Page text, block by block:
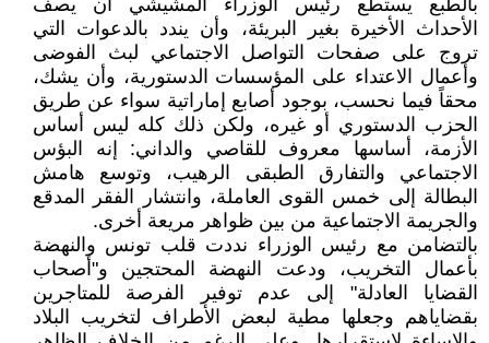
بالطبع يستطع رئيس الوزراء المشيشي أن يصف
الأحداث الأخيرة بغير البريئة، وأن يندد بالدعوات التي
تروج على صفحات التواصل الاجتماعي لبث الفوضى
وأعمال الاعتداء على المؤسسات الدستورية، وأن يشك،
محقاً فيما نحسب، بوجود أصابع إماراتية سواء عن طريق
الحزب الدستوري أو غيره، ولكن ذلك كله ليس أساس
الأزمة، أساسها معروف للقاصي والداني: إنه البؤس
الاجتماعي والتفارق الطبقى الرهيب، وتوسع هامش
البطالة إلى خمس القوى العاملة، وانتشار الفقر المدقع
والجريمة الاجتماعية من بين ظواهر مريعة أخرى.
بالتضامن مع رئيس الوزراء نددت قلب تونس والنهضة
بأعمال التخريب، ودعت النهضة المحتجين و"أصحاب
القضايا العادلة" إلى عدم توفير الفرصة للمتاجرين
بقضاياهم وجعلها مطية لبعض الأطراف لتخريب البلاد